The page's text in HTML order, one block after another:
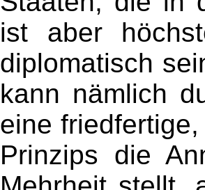
ist aber
diplomatisch
kann nämlich
eine
Prinzips die